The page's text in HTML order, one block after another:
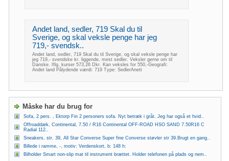
Andet land, sedler, 719 Skal du til
Sverige, og skal veksle penge har jeg
719,- svendsk..
Andet land, sedler, 719 Skal du til Sverige, og skal veksle penge har
jeg 719,- svendske kr. liggende, mest sedler. Veksler gerne om til
Danske. Iflg. kurser 573,26 Dkr. Kan veksles for 550,-Geografi:
Andet land Pålydende værdi: 719 Type: SedlerAnett
Måske har du brug for
Sofa, 2 pers. , Ektorp Fin 2 personers sofa. Nyt betræk i gråt. Jeg har også et hvid..
Offroaddæk, Continental, 7.50 / R16 Continental OFF-ROAD HSO SAND 7.50R16 C
Radial 112..
Sneakers, str. 39, All Star Converse Super fine Converse støvler str 39.Brugt en gang..
Billede i ramme, -, motiv: Verdenskort, b: 148 h:
Bilholder Smart non-slip mat til instrument brættet. Holder telefonen på plads og nem..